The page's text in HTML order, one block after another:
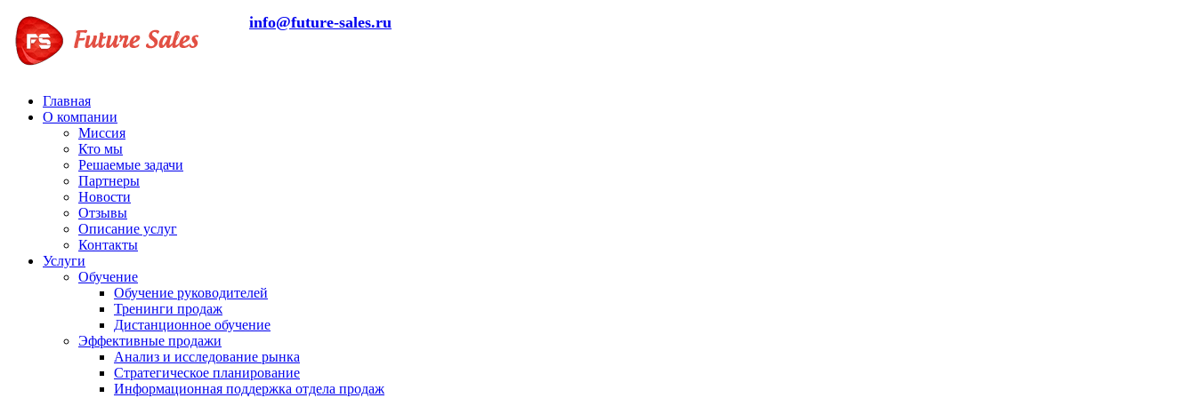
info@future-sales.ru
Главная
О компании
Миссия
Кто мы
Решаемые задачи
Партнеры
Новости
Отзывы
Описание услуг
Контакты
Услуги
Обучение
Обучение руководителей
Тренинги продаж
Дистанционное обучение
Эффективные продажи
Анализ и исследование рынка
Стратегическое планирование
Информационная поддержка отдела продаж